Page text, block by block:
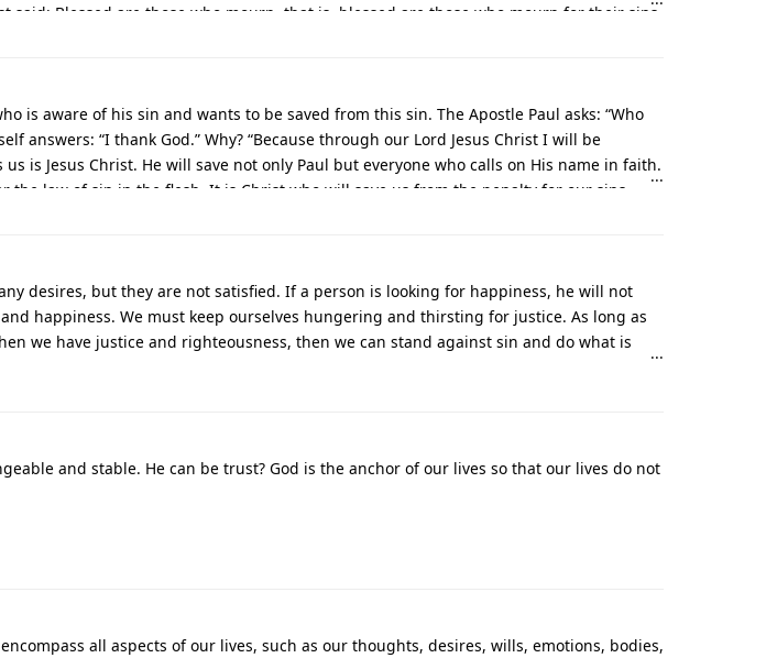
said: Blessed are those who mourn, that is, blessed are those who mourn for their sins
is aware of his sin and wants to be saved from this sin. The Apostle Paul asks: “Who
answers: “I thank God.” Why? “Because through our Lord Jesus Christ I will be
is Jesus Christ. He will save not only Paul but everyone who calls on His name in faith.
law of sin in the flesh. It is Christ who will save us from the penalty for our sins,
desires, but they are not satisfied. If a person is looking for happiness, he will not
happiness. We must keep ourselves hungering and thirsting for justice. As long as
we have justice and righteousness, then we can stand against sin and do what is
and stable. He can be trust? God is the anchor of our lives so that our lives do not
all aspects of our lives, such as our thoughts, desires, wills, emotions, bodies,